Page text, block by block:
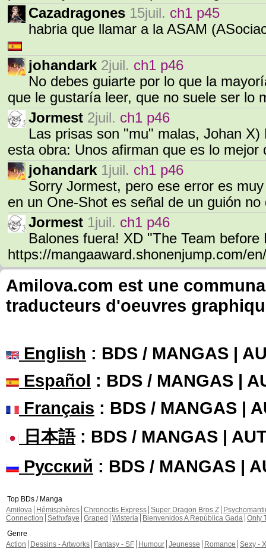
Cazadragones 15juil. ch1 p45
habria que llamar a la ASAM
johandark 2juil. ch1 p46
No debes guiarte por lo que la
que le gustaría leer, que no suele ser lo
Jormest 2juil. ch1 p46
Las prisas son "mu" malas, Johan
esta obra: Unos afirman que es lo
johandark 1juil. ch1 p46
Sorry Jormest, pero ese error es
en un One-Shot es señal de un guión
Jormest 1juil. ch1 p46
Balones fuera! XD "The Team
https://mangaaward.shonenjump.com/
Amilova.com est une
traducteurs d'oeuvres
English : BDS / MANGAS |
Español : BDS / MANGAS |
Français : BDS / MANGAS |
日本語: BDS / MANGAS |
Русский : BDS / MANGAS |
Top BDs / Manga
Amilova
Hémisphères Chronoctis Express Super Dragon Bros Z
Connection Sethxfaye Graped Wisteria Bienvenidos A República Gada Only
Genre
Action
Dessins - Artworks Fantasy - SF Humour Jeunesse Romance Sexy -